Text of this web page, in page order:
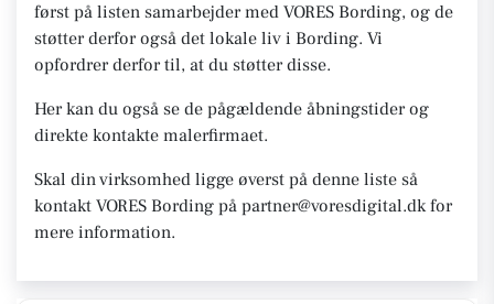
først på listen samarbejder med VORES Bording, og de
støtter derfor også det lokale liv i Bording. Vi
opfordrer derfor til, at du støtter disse.
Her kan du også se de pågældende åbningstider og
direkte kontakte malerfirmaet.
Skal din virksomhed ligge øverst på denne liste så
kontakt VORES Bording på partner@voresdigital.dk for
mere information.